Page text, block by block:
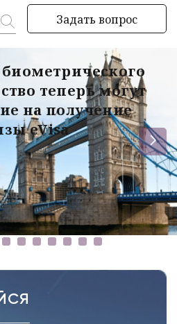
Задать вопрос
теперь могут
на получение
eVisa